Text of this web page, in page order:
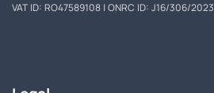
VAT ID: RO47589108 | ONRC ID: J16/306/2023